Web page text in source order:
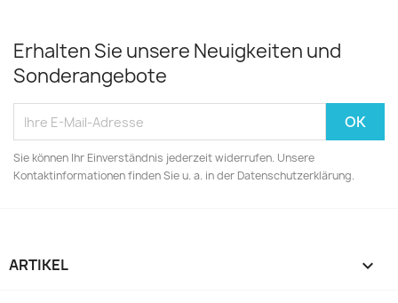
Erhalten Sie unsere Neuigkeiten und
Sonderangebote
Sie können Ihr Einverständnis jederzeit widerrufen. Unsere
Kontaktinformationen finden Sie u. a. in der Datenschutzerklärung.
ARTIKEL 